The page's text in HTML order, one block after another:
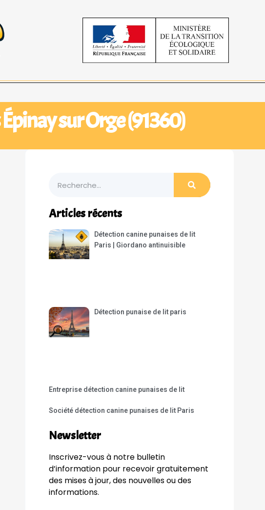
sur Orge (91360)
Articles récents
Détection canine punaises de lit
Paris | Giordano antinuisible
Détection punaise de lit paris
Entreprise détection canine punaises de lit
Société détection canine punaises de lit Paris
Newsletter
Inscrivez-vous à notre bulletin
d’information pour recevoir gratuitement
des mises à jour, des nouvelles ou des
informations.